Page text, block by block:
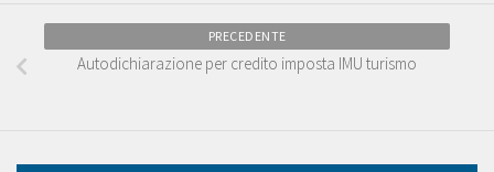
PRECEDENTE
Autodichiarazione per credito imposta IMU turismo